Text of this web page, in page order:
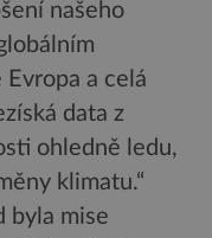
našeho
Evropa a celá
data z
ohledně ledu,
klimatu.“
byla mise